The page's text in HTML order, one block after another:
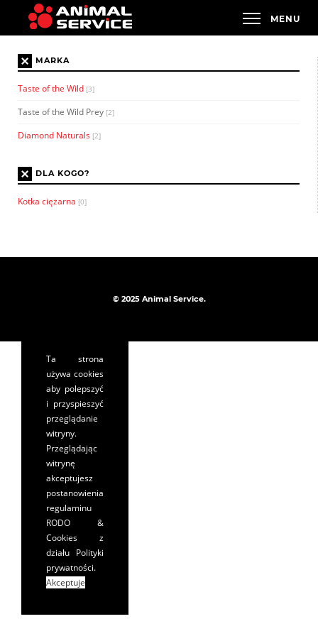
× MARKA
Taste of the Wild [3]
Taste of the Wild Prey [2]
Diamond Naturals [2]
× DLA KOGO?
Kotka ciężarna [0]
© 2025 Animal Service.
Ta strona
używa cookies
aby polepszyć
i przyspieszyć
przeglądanie
witryny.
Przeglądając
witrynę
akceptujesz
postanowienia
regulaminu
RODO &
Cookies z
działu Polityki
prywatności.
Akceptuje